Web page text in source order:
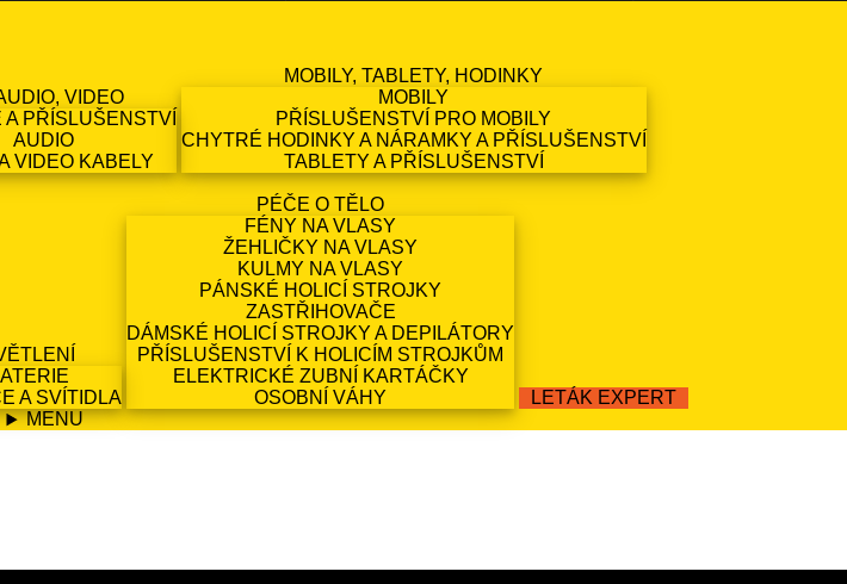
VIDEO
PŘÍSLUŠENSTVÍ
AUDIO
VIDEO KABELY
MOBILY, TABLETY, HODINKY
MOBILY
PŘÍSLUŠENSTVÍ PRO MOBILY
CHYTRÉ HODINKY A NÁRAMKY A PŘÍSLUŠENSTVÍ
TABLETY A PŘÍSLUŠENSTVÍ
A SVÍTIDLA
PÉČE O TĚLO
FÉNY NA VLASY
ŽEHLIČKY NA VLASY
KULMY NA VLASY
PÁNSKÉ HOLICÍ STROJKY
ZASTŘIHOVAČE
DÁMSKÉ HOLICÍ STROJKY A DEPILÁTORY
PŘÍSLUŠENSTVÍ K HOLICÍM STROJKŮM
ELEKTRICKÉ ZUBNÍ KARTÁČKY
OSOBNÍ VÁHY
LETÁK EXPERT
MENU